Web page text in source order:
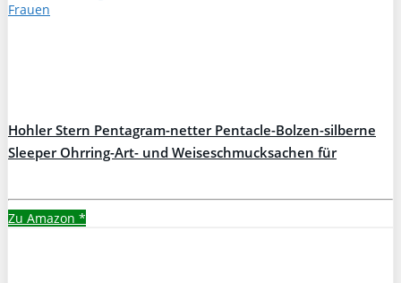
Hohler Stern Pentagram-netter Pentacle-Bolzen-silberne
Sleeper Ohrring-Art- und Weiseschmucksachen für
Zu Amazon *